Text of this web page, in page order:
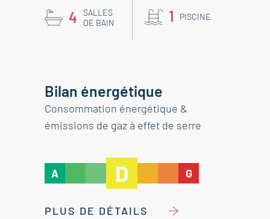
4
SALLES
DE BAIN
1 PISCINE
Bilan énergétique
Consommation énergétique &
émissions de gaz à effet de serre
A D G
PLUS DE DÉTAILS